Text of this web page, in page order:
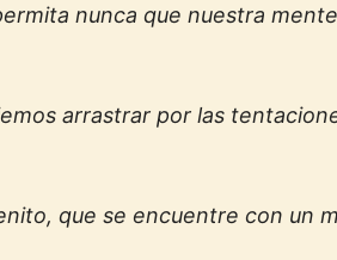
nunca que nuestra
arrastrar por las
que se encuentre con un